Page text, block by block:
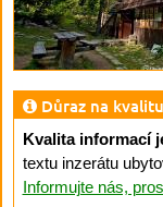
Důraz na kvalitu
Kvalita informací
textu inzerátu
Informujte nás,